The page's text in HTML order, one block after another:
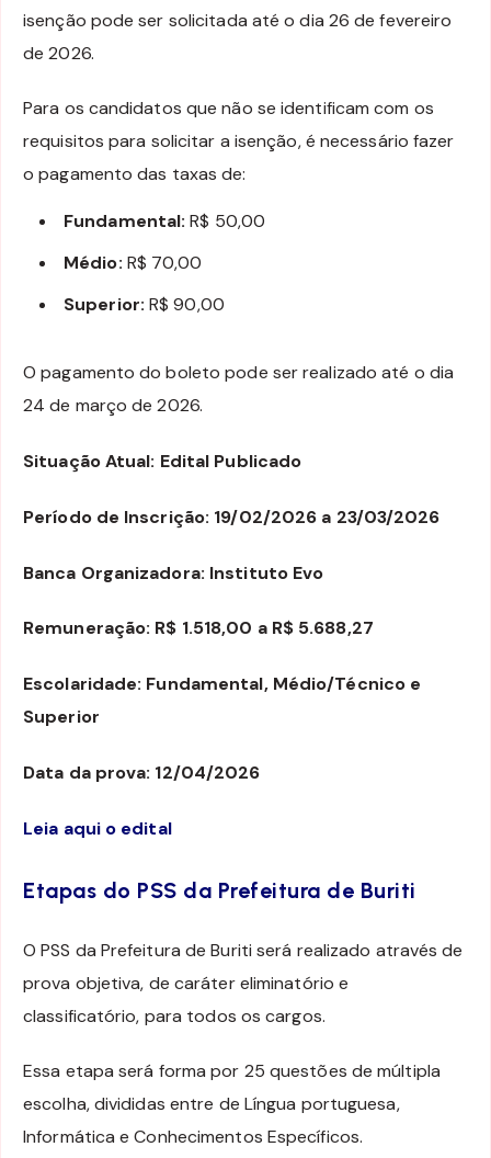
isenção pode ser solicitada até o dia 26 de fevereiro
de 2026.
Para os candidatos que não se identificam com os
requisitos para solicitar a isenção, é necessário fazer
o pagamento das taxas de:
Fundamental:R$ 50,00
Médio: R$ 70,00
Superior: R$ 90,00
O pagamento do boleto pode ser realizado até o dia
24 de março de 2026.
Situação Atual: Edital Publicado
Período de Inscrição: 19/02/2026 a 23/03/2026
Banca Organizadora: Instituto Evo
Remuneração: R$ 1.518,00 a R$ 5.688,27
Escolaridade: Fundamental, Médio/Técnico e
Superior
Data da prova: 12/04/2026
Leia aqui o edital
Etapas do PSS da Prefeitura de Buriti
O PSS da Prefeitura de Buriti será realizado através de
prova objetiva, de caráter eliminatório e
classificatório, para todos os cargos.
Essa etapa será forma por 25 questões de múltipla
escolha, divididas entre de Língua portuguesa,
Informática e Conhecimentos Específicos.